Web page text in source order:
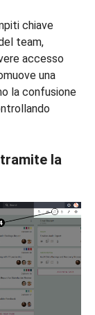
chiave
team,
accesso
una
la confusione
la